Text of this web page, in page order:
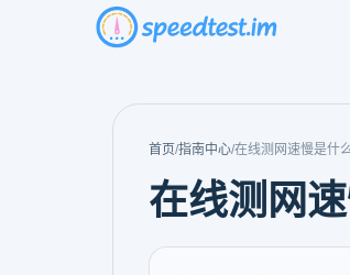
首页/指南中心/在线测网速慢是什
在线测网